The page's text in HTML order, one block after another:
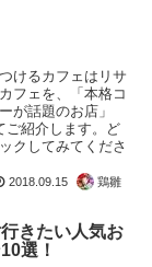
けるカフェはリサ
フェを、「本格コ
が話題のお店」
ご紹介します。ど
クしてみてくださ
2018.09.15 鶏雛
きたい人気お
選！